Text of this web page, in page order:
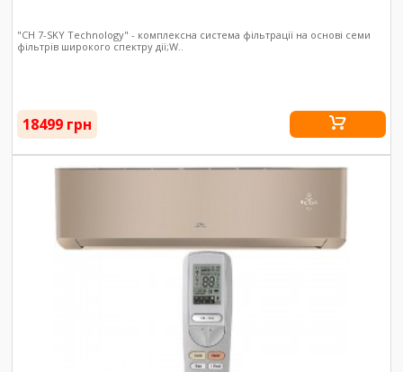
"CH 7-SKY Technology" - комплексна система фільтрації на основі семи
фільтрів широкого спектру дії;W..
18499 грн